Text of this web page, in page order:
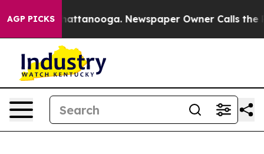
AGP PICKS
in Chattanooga. Newspaper Owner Calls the